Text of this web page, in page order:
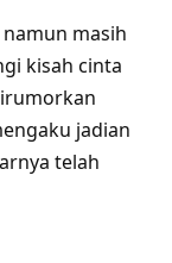
masih
kisah cinta
jadian
telah